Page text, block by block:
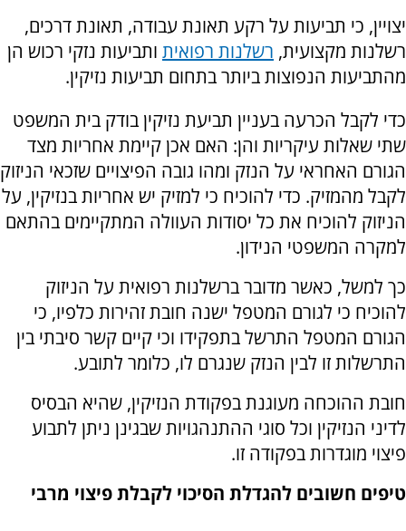
יצויין, כי תביעות על רקע תאונת עבודה, תאונת דרכים,
רשלנות מקצועית, רשלנות רפואית ותביעות נזקי רכוש הן
מהתביעות הנפוצות ביותר בתחום תביעות נזיקין.
כדי לקבל הכרעה בעניין תביעת נזיקין בודק בית המשפט
שתי שאלות עיקריות והן: האם אכן קיימת אחריות מצד
הגורם האחראי על הנזק ומהו גובה הפיצויים שזכאי הניזוק
לקבל מהמזיק. כדי להוכיח כי למזיק יש אחריות בנזיקין, על
הניזוק להוכיח את כל יסודות העוולה המתקיימים בהתאם
למקרה המשפטי הנידון.
כך למשל, כאשר מדובר ברשלנות רפואית על הניזוק
להוכיח כי לגורם המטפל ישנה חובת זהירות כלפיו, כי
הגורם המטפל התרשל בתפקידו וכי קיים קשר סיבתי בין
התרשלות זו לבין הנזק שנגרם לו, כלומר לתובע.
חובת ההוכחה מעוגנת בפקודת הנזיקין, שהיא הבסיס
לדיני הנזיקין וכל סוגי ההתנהגויות שבגינן ניתן לתבוע
פיצוי מוגדרות בפקודה זו.
טיפים חשובים להגדלת הסיכוי לקבלת פיצוי מרבי